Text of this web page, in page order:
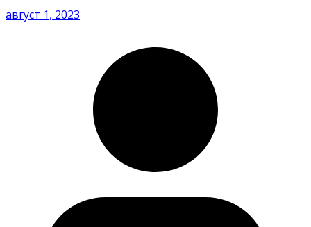
август 1, 2023